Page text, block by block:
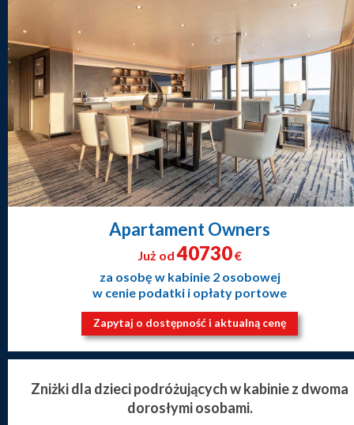
Apartament Owners
Już od 40730€
za osobę w kabinie 2 osobowej
w cenie podatki i opłaty portowe
Zapytaj o dostępność i aktualną cenę
Zniżki dla dzieci podróżujących w kabinie z dwoma
dorosłymi osobami.